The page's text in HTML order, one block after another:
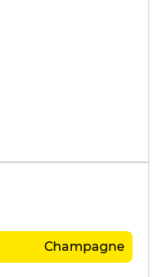
Champagne